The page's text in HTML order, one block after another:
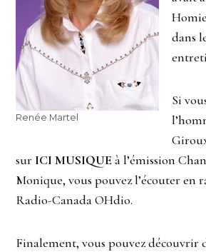
Renée Martel
dans
Si
sur ICI MUSIQUE à l’émission
Monique, vous pouvez l’écouter en
Radio-Canada OHdio.
Finalement, vous pouvez découvrir